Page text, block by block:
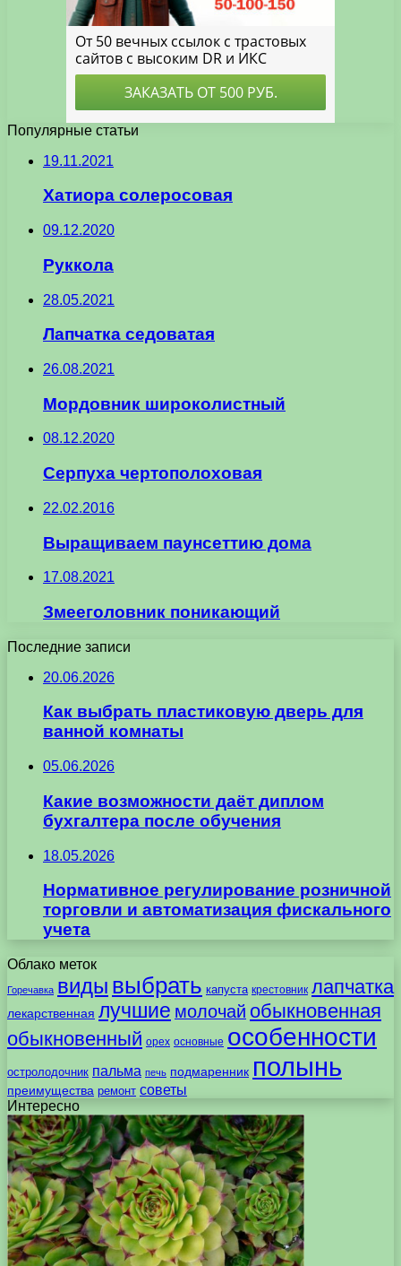
Популярные статьи
19.11.2021
Хатиора солеросовая
09.12.2020
Руккола
28.05.2021
Лапчатка седоватая
26.08.2021
Мордовник широколистный
08.12.2020
Серпуха чертополоховая
22.02.2016
Выращиваем паунсеттию дома
17.08.2021
Змееголовник поникающий
Последние записи
20.06.2026
Как выбрать пластиковую дверь для
ванной комнаты
05.06.2026
Какие возможности даёт диплом
бухгалтера после обучения
18.05.2026
Нормативное регулирование розничной
торговли и автоматизация фискального
учета
Облако меток
Горечавка виды выбрать капуста крестовник лапчатка
лекарственная лучшие молочай обыкновенная
обыкновенный орех основные особенности
остролодочник пальма печь подмаренник полынь
преимущества ремонт советы
Интересно